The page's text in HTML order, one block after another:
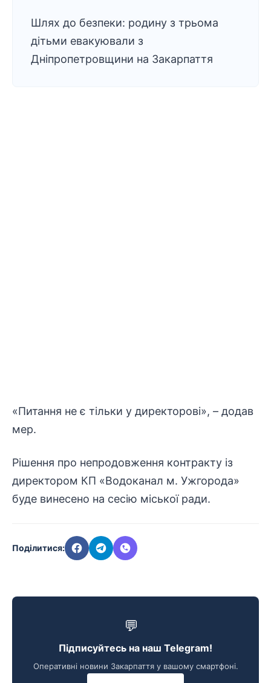
Шлях до безпеки: родину з трьома
дітьми евакуювали з
Дніпропетровщини на Закарпаття
«Питання не є тільки у директорові», – додав
мер.
Рішення про непродовження контракту із
директором КП «Водоканал м. Ужгорода»
буде винесено на сесію міської ради.
Поділитися:
💬
Підписуйтесь на наш Telegram!
Оперативні новини Закарпаття у вашому смартфоні.